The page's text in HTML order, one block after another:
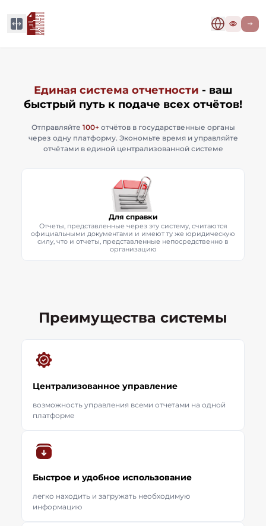
Единая система отчетности - ваш
быстрый путь к подаче всех отчётов!
Отправляйте 100+отчётов в государственные органы
через одну платформу. Экономьте время и управляйте
отчётами в единой централизованной системе
Для справки
Отчеты, представленные через эту систему, считаются
официальными документами и имеют ту же юридическую
силу, что и отчеты, представленные непосредственно в
организацию
Преимущества системы
Централизованное управление
возможность управления всеми отчетами на одной
платформе
Быстрое и удобное использование
легко находить и загружать необходимую
информацию